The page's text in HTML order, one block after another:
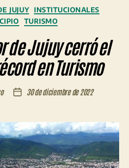
Categorías
JUJUY
INSTITUCIONALES
TURISMO
de Jujuy cerró el
en Turismo
Fecha
entrada
30 de diciembre de 2022